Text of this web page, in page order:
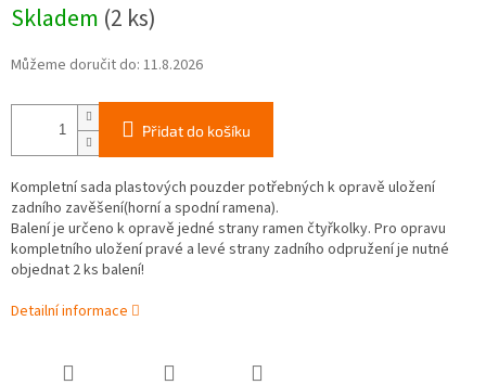
cena:
Skladem (2 ks)
Můžeme doručit do: 11.8.2026
Přidat do košíku
Kompletní sada plastových pouzder potřebných k opravě uložení
zadního zavěšení(horní a spodní ramena).
Balení je určeno k opravě jedné strany ramen čtyřkolky. Pro opravu
kompletního uložení pravé a levé strany zadního odpružení je nutné
objednat 2 ks balení!
Detailní informace